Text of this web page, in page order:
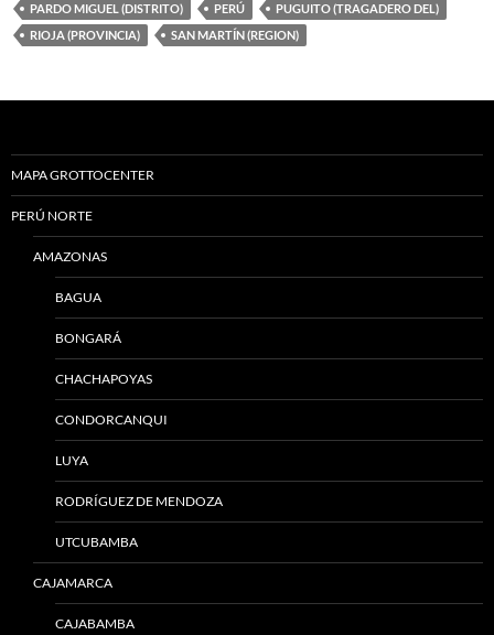
PARDO MIGUEL (DISTRITO) PERÚ
PUGUITO (TRAGADERO DEL)
RIOJA (PROVINCIA)
SAN MARTÍN (REGION)
MAPA GROTTOCENTER
PERÚ NORTE
AMAZONAS
BAGUA
BONGARÁ
CHACHAPOYAS
CONDORCANQUI
LUYA
RODRÍGUEZ DE MENDOZA
UTCUBAMBA
CAJAMARCA
CAJABAMBA